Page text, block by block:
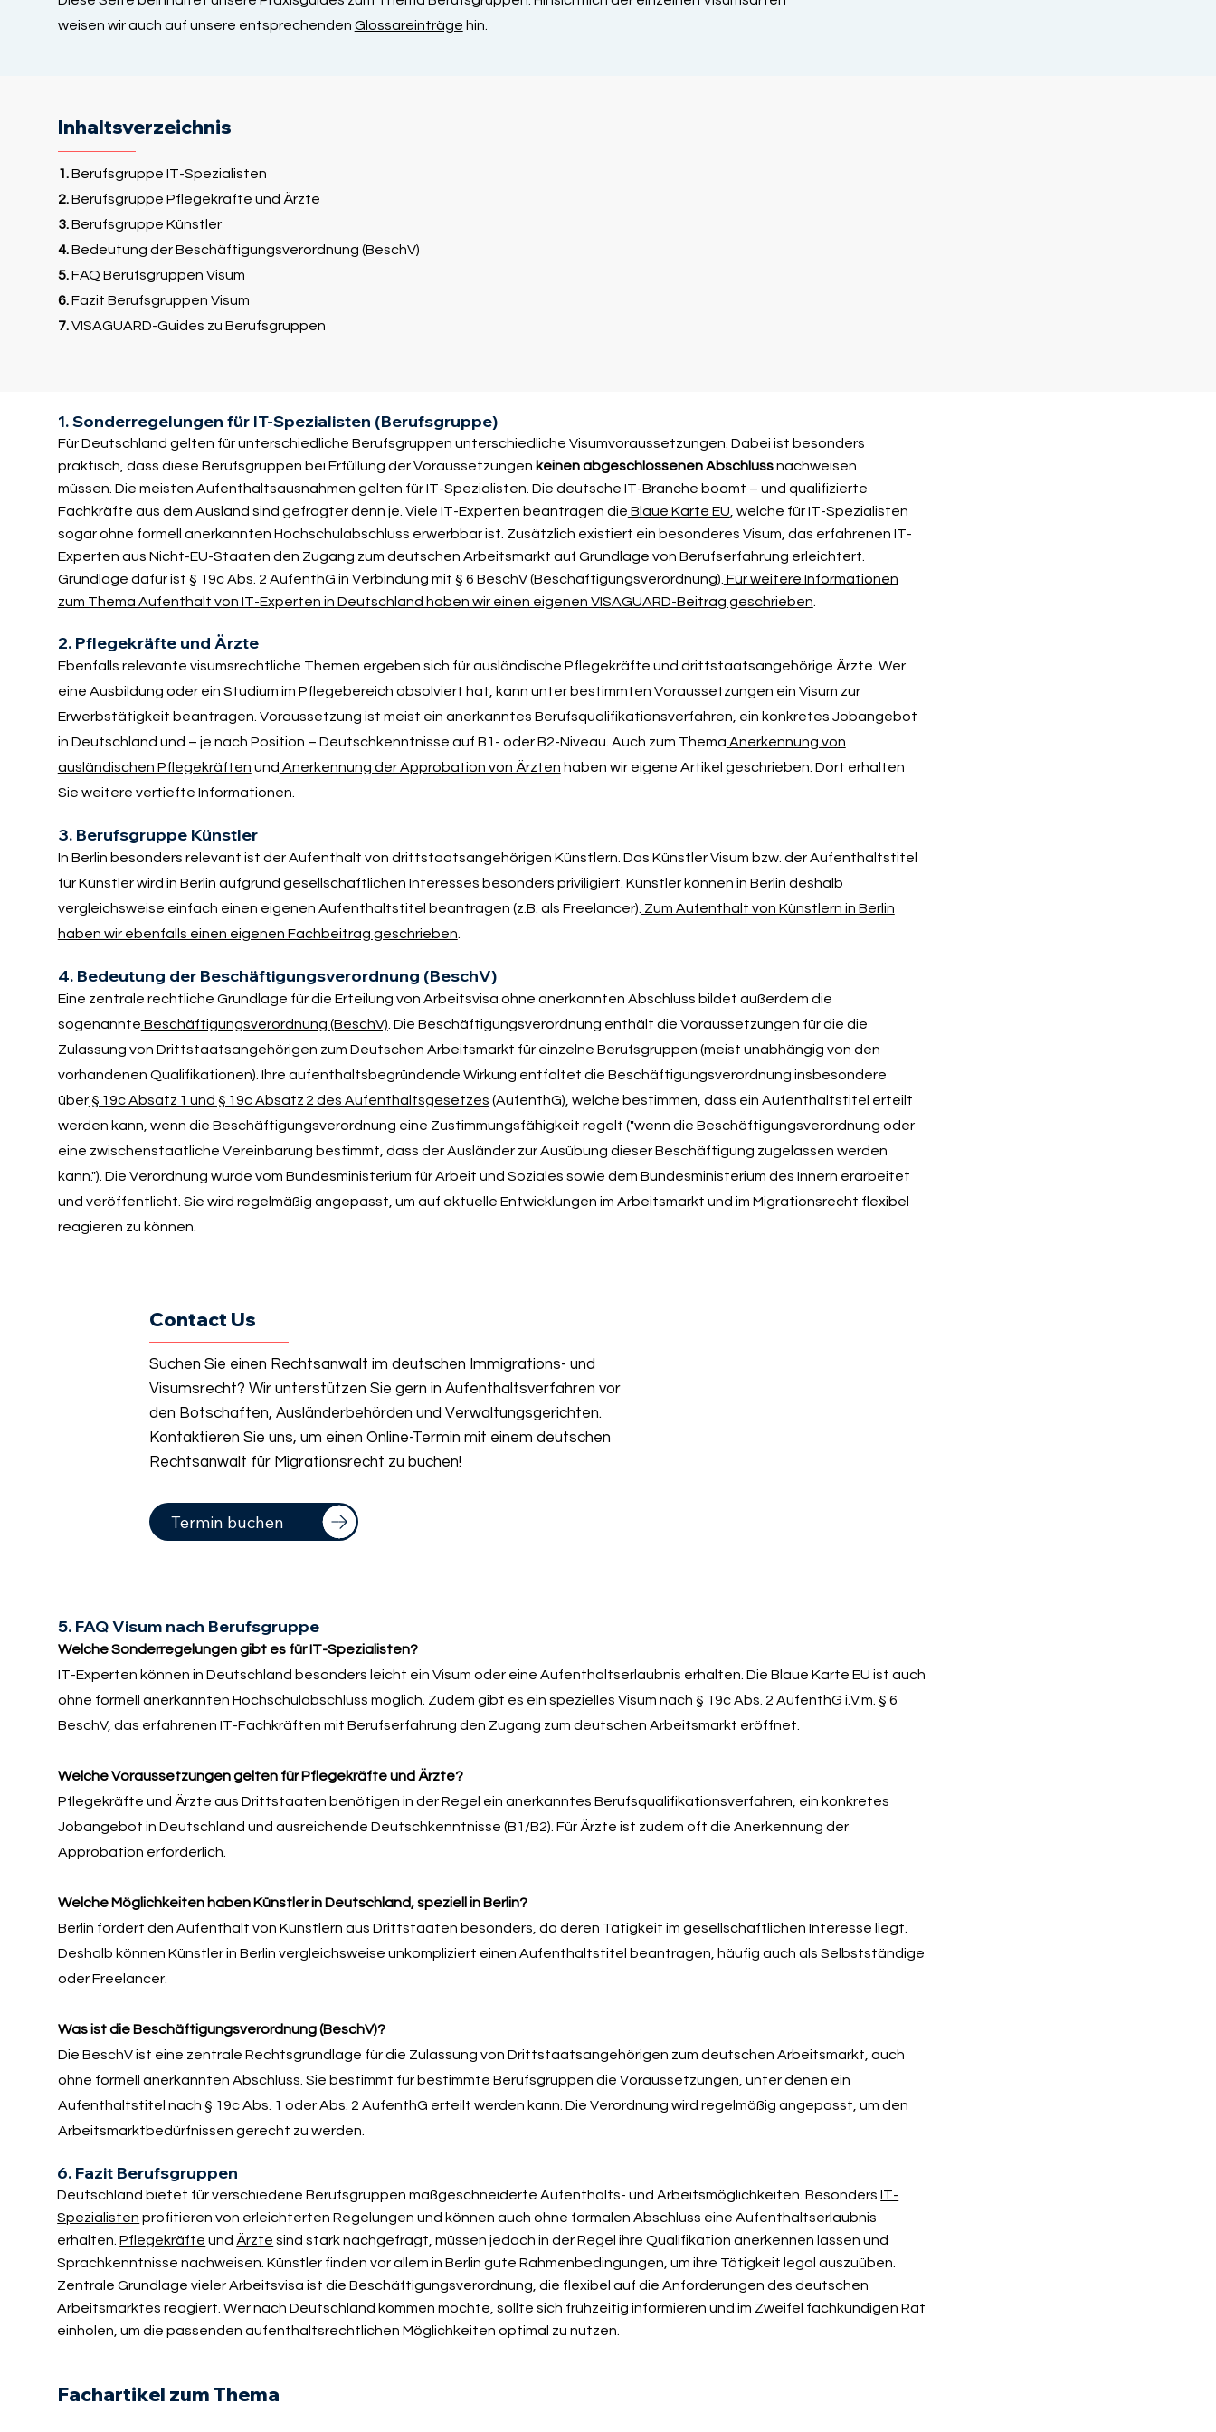
weisen wir auch auf unsere entsprechenden Glossareinträge ​ hin.
Inhaltsverzeichnis
1.Berufsgruppe IT-Spezialisten
2.Berufsgruppe Pflegekräfte und Ärzte
3.Berufsgruppe Künstler
4.Bedeutung der Beschäftigungsverordnung (BeschV)
5.FAQ Berufsgruppen Visum
6.Fazit Berufsgruppen Visum
7.VISAGUARD-Guides zu Berufsgruppen
1. Sonderregelungen für IT-Spezialisten (Berufsgruppe)
Für Deutschland gelten für unterschiedliche Berufsgruppen unterschiedliche Visumvoraussetzungen. Dabei ist besonders
praktisch, dass diese Berufsgruppen bei Erfüllung der Voraussetzungen keinen abgeschlossenen Abschlussnachweisen
müssen. Die meisten Aufenthaltsausnahmen gelten für IT-Spezialisten. Die deutsche IT-Branche boomt – und qualifizierte
Fachkräfte aus dem Ausland sind gefragter denn je. Viele IT-Experten beantragen die Blaue Karte EU, welche für IT-Spezialisten
sogar ohne formell anerkannten Hochschulabschluss erwerbbar ist. Zusätzlich existiert ein besonderes Visum, das erfahrenen IT-
Experten aus Nicht-EU-Staaten den Zugang zum deutschen Arbeitsmarkt auf Grundlage von Berufserfahrung erleichtert.
Grundlage dafür ist § 19c Abs. 2 AufenthG in Verbindung mit § 6 BeschV (Beschäftigungsverordnung). Für weitere Informationen
zum Thema Aufenthalt von IT-Experten in Deutschland haben wir einen eigenen VISAGUARD-Beitrag geschrieben.
2. Pflegekräfte und Ärzte
Ebenfalls relevante visumsrechtliche Themen ergeben sich für ausländische Pflegekräfte und drittstaatsangehörige Ärzte. Wer
eine Ausbildung oder ein Studium im Pflegebereich absolviert hat, kann unter bestimmten Voraussetzungen ein Visum zur
Erwerbstätigkeit beantragen. Voraussetzung ist meist ein anerkanntes Berufsqualifikationsverfahren, ein konkretes Jobangebot
in Deutschland und – je nach Position – Deutschkenntnisse auf B1- oder B2-Niveau. Auch zum Thema Anerkennung von
ausländischen Pflegekräften und Anerkennung der Approbation von Ärzten haben wir eigene Artikel geschrieben. Dort erhalten
Sie weitere vertiefte Informationen.
3. Berufsgruppe Künstler
In Berlin besonders relevant ist der Aufenthalt von drittstaatsangehörigen Künstlern. Das Künstler Visum bzw. der Aufenthaltstitel
für Künstler wird in Berlin aufgrund gesellschaftlichen Interesses besonders priviligiert. Künstler können in Berlin deshalb
vergleichsweise einfach einen eigenen Aufenthaltstitel beantragen (z.B. als Freelancer). Zum Aufenthalt von Künstlern in Berlin
haben wir ebenfalls einen eigenen Fachbeitrag geschrieben
4. Bedeutung der Beschäftigungsverordnung (BeschV)
Eine zentrale rechtliche Grundlage für die Erteilung von Arbeitsvisa ohne anerkannten Abschluss bildet außerdem die
sogenannte Beschäftigungsverordnung (BeschV) . Die Beschäftigungsverordnung enthält die Voraussetzungen für die die
Zulassung von Drittstaatsangehörigen zum Deutschen Arbeitsmarkt für einzelne Berufsgruppen (meist unabhängig von den
vorhandenen Qualifikationen). Ihre aufenthaltsbegründende Wirkung entfaltet die Beschäftigungsverordnung insbesondere
über§ 19c Absatz 1 und § 19c Absatz 2 des Aufenthaltsgesetzes (AufenthG), welche bestimmen, dass ein Aufenthaltstitel erteilt
werden kann, wenn die Beschäftigungsverordnung eine Zustimmungsfähigkeit regelt ("wenn die Beschäftigungsverordnung oder
eine zwischenstaatliche Vereinbarung bestimmt, dass der Ausländer zur Ausübung dieser Beschäftigung zugelassen werden
kann."). Die Verordnung wurde vom Bundesministerium für Arbeit und Soziales sowie dem Bundesministerium des Innern erarbeitet
und veröffentlicht. Sie wird regelmäßig angepasst, um auf aktuelle Entwicklungen im Arbeitsmarkt und im Migrationsrecht flexibel
reagieren zu können.
Contact Us
Suchen Sie einen Rechtsanwalt im deutschen Immigrations- und
Visumsrecht? Wir unterstützen Sie gern in Aufenthaltsverfahren vor
den Botschaften, Ausländerbehörden und Verwaltungsgerichten.
Kontaktieren Sie uns, um einen Online-Termin mit einem deutschen
Rechtsanwalt für Migrationsrecht zu buchen!
Termin buchen
5. FAQ Visum nach Berufsgruppe
Welche Sonderregelungen gibt es für IT-Spezialisten?
IT-Experten können in Deutschland besonders leicht ein Visum oder eine Aufenthaltserlaubnis erhalten. Die Blaue Karte EU ist auch
ohne formell anerkannten Hochschulabschluss möglich. Zudem gibt es ein spezielles Visum nach § 19c Abs. 2 AufenthG i.V.m. § 6
BeschV, das erfahrenen IT-Fachkräften mit Berufserfahrung den Zugang zum deutschen Arbeitsmarkt eröffnet.
Welche Voraussetzungen gelten für Pflegekräfte und Ärzte?
Pflegekräfte und Ärzte aus Drittstaaten benötigen in der Regel ein anerkanntes Berufsqualifikationsverfahren, ein konkretes
Jobangebot in Deutschland und ausreichende Deutschkenntnisse (B1/B2). Für Ärzte ist zudem oft die Anerkennung der
Approbation erforderlich.
Welche Möglichkeiten haben Künstler in Deutschland, speziell in Berlin?
Berlin fördert den Aufenthalt von Künstlern aus Drittstaaten besonders, da deren Tätigkeit im gesellschaftlichen Interesse liegt.
Deshalb können Künstler in Berlin vergleichsweise unkompliziert einen Aufenthaltstitel beantragen, häufig auch als Selbstständige
oder Freelancer.
Was ist die Beschäftigungsverordnung (BeschV)?
Die BeschV ist eine zentrale Rechtsgrundlage für die Zulassung von Drittstaatsangehörigen zum deutschen Arbeitsmarkt, auch
ohne formell anerkannten Abschluss. Sie bestimmt für bestimmte Berufsgruppen die Voraussetzungen, unter denen ein
Aufenthaltstitel nach § 19c Abs. 1 oder Abs. 2 AufenthG erteilt werden kann. Die Verordnung wird regelmäßig angepasst, um den
Arbeitsmarktbedürfnissen gerecht zu werden.
6. Fazit Berufsgruppen
Deutschland bietet für verschiedene Berufsgruppen maßgeschneiderte Aufenthalts- und Arbeitsmöglichkeiten. BesondersIT-
Spezialisten profitieren von erleichterten Regelungen und können auch ohne formalen Abschluss eine Aufenthaltserlaubnis
erhalten.Pflegekräfte und Ärzte sind stark nachgefragt, müssen jedoch in der Regel ihre Qualifikation anerkennen lassen und
Sprachkenntnisse nachweisen. Künstler finden vor allem in Berlin gute Rahmenbedingungen, um ihre Tätigkeit legal auszuüben.
Zentrale Grundlage vieler Arbeitsvisa ist die Beschäftigungsverordnung, die flexibel auf die Anforderungen des deutschen
Arbeitsmarktes reagiert. Wer nach Deutschland kommen möchte, sollte sich frühzeitig informieren und im Zweifel fachkundigen Rat
einholen, um die passenden aufenthaltsrechtlichen Möglichkeiten optimal zu nutzen.
Fachartikel zum Thema